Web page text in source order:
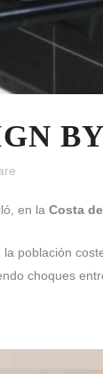
en la Costa
la población
choques